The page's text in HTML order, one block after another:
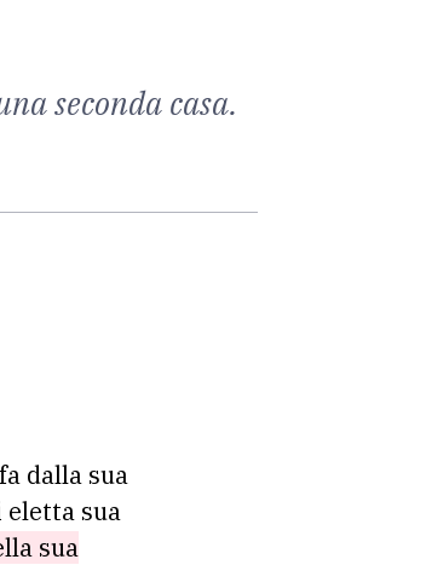
seconda casa.
dalla sua
eletta sua
sua